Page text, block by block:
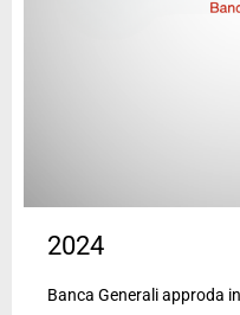
2024
Banca Generali approda